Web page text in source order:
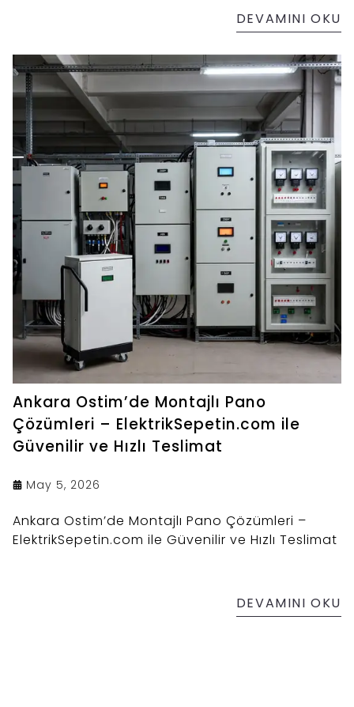
DEVAMINI OKU
Ankara Ostim’de Montajlı Pano
Çözümleri – ElektrikSepetin.com ile
Güvenilir ve Hızlı Teslimat
May 5, 2026
Ankara Ostim’de Montajlı Pano Çözümleri –
ElektrikSepetin.com ile Güvenilir ve Hızlı Teslimat
DEVAMINI OKU